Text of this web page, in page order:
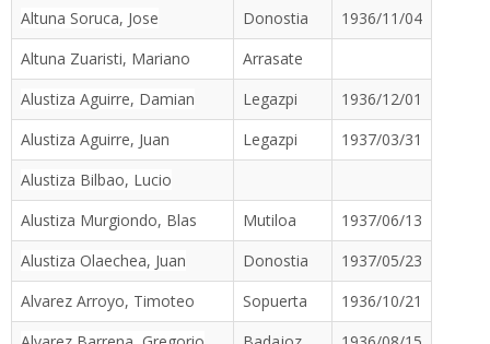
Altuna Soruca, Jose
Donostia
1936/11/04
Altuna Zuaristi, Mariano
Arrasate
Alustiza Aguirre, Damian
Legazpi
1936/12/01
Alustiza Aguirre, Juan
Legazpi
1937/03/31
Alustiza Bilbao, Lucio
Alustiza Murgiondo, Blas
Mutiloa
1937/06/13
Alustiza Olaechea, Juan
Donostia
1937/05/23
Alvarez Arroyo, Timoteo
Sopuerta
1936/10/21